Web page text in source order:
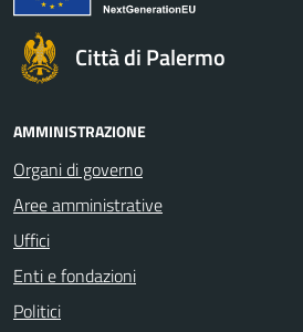
Città di Palermo
AMMINISTRAZIONE
Organi di governo
Aree amministrative
Uffici
Enti e fondazioni
Politici